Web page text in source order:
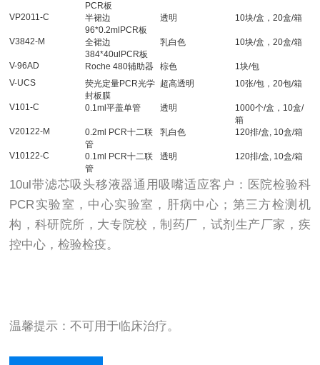
PCR板
VP2011-C
半裙边
96*0.2mlPCR板
透明 10块/盒，20盒/箱
V3842-M
全裙边
384*40ulPCR板
乳白色 10块/盒，20盒/箱
V-96AD Roche 480辅助器 棕色
1块/包
V-UCS
荧光定量PCR光学
封板膜
超高透明 10张/包，20包/箱
V101-C 0.1ml平盖单管 透明
1000个/盒，10盒/
箱
V20122-M
0.2ml PCR十二联
管
乳白色 120排/盒, 10盒/箱
V10122-C
0.1ml PCR十二联
管
透明 120排/盒, 10盒/箱
10ul带滤芯吸头移液器通用吸嘴适应客户：医院检验科
PCR实验室，中心实验室，肝病中心；第三方检测机
构，科研院所，大专院校，制药厂，试剂生产厂家，疾
控中心，检验检疫。
温馨提示：不可用于临床治疗。